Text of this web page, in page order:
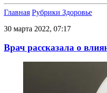
Главная Рубрики Здоровье
30 марта 2022, 07:17
Врач рассказала о